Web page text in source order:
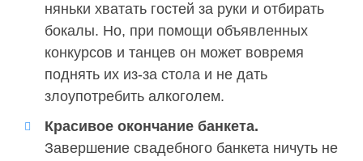
няньки хватать гостей за руки и отбирать
бокалы. Но, при помощи объявленных
конкурсов и танцев он может вовремя
поднять их из-за стола и не дать
злоупотребить алкоголем.
Красивое окончание банкета.
Завершение свадебного банкета ничуть не